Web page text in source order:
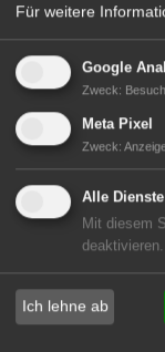
Austausch
ist es, faire und
"Als
einen wichtigen
Partnerschaft, die
regionale und
gemeinsam
Für weitere
Google
Zweck:
Meta Pixel
Zweck:
Alle
Mit diesem
deaktivieren.
Ich lehne ab